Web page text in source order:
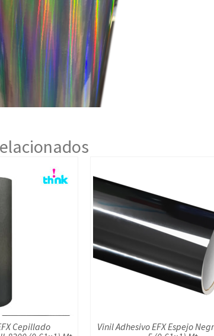
Cepillado
Vinil Adhesivo EFX Espejo